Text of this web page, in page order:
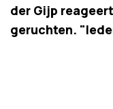
der Gijp
geruchten.